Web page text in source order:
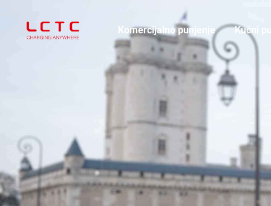
Komercijalno punjenje Kućni